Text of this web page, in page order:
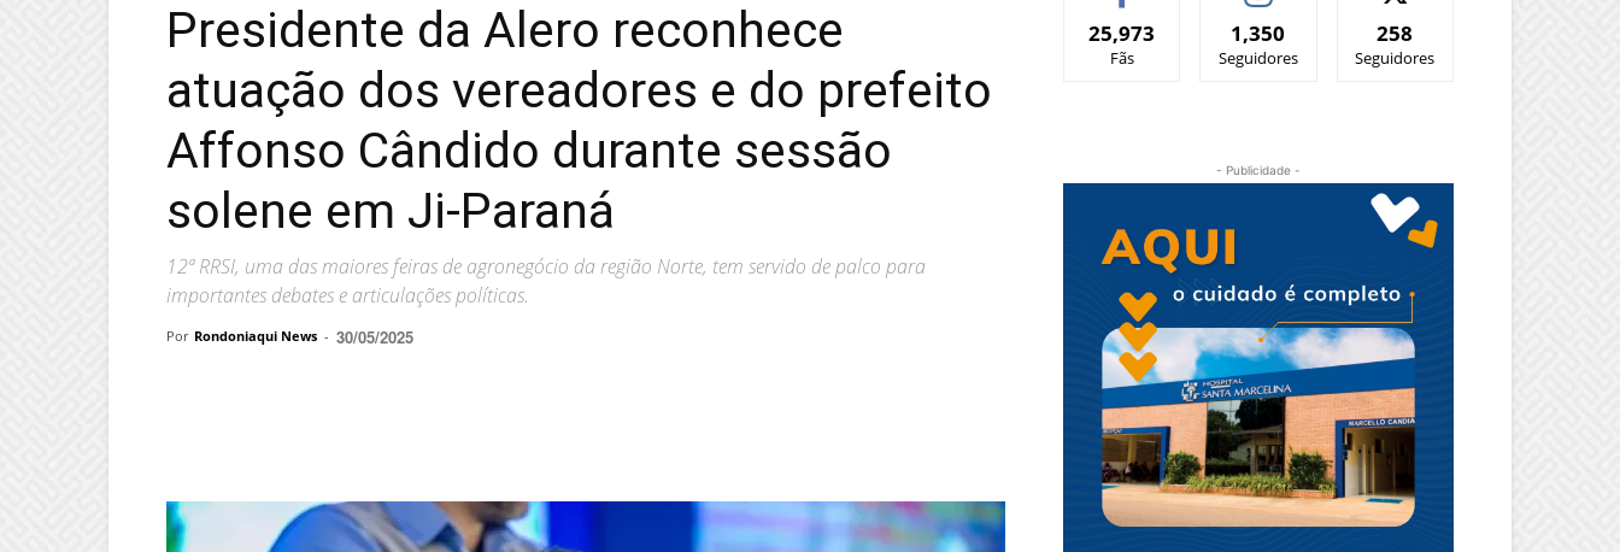
Presidente da Alero reconhece
atuação dos vereadores e do prefeito
Affonso Cândido durante sessão
solene em Ji-Paraná
12ª RRSI, uma das maiores feiras de agronegócio da região Norte, tem servido de palco para
importantes debates e articulações políticas.
Por Rondoniaqui News - 30/05/2025
25,973
Fãs
1,350
Seguidores
258
Seguidores
- Publicidade -